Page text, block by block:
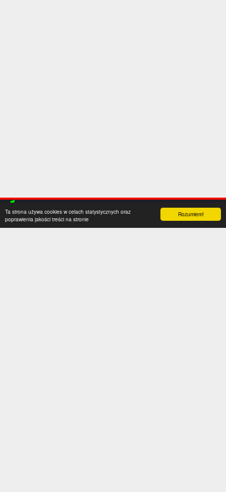
Rozumiem!
Ta strona używa cookies w celach statystycznych oraz
poprawienia jakości treści na stronie